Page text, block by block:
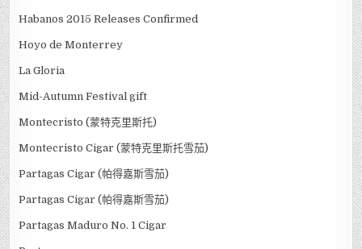
Habanos 2015 Releases Confirmed
Hoyo de Monterrey
La Gloria
Mid-Autumn Festival gift
Montecristo (蒙特克里斯托)
Montecristo Cigar (蒙特克里斯托雪茄)
Partagas Cigar (帕得嘉斯雪茄)
Partagas Cigar (帕得嘉斯雪茄)
Partagas Maduro No. 1 Cigar